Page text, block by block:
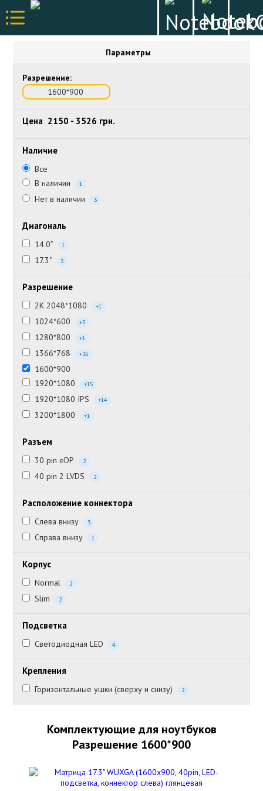
Параметры
Разрешение:
1600*900
Цена 2150 - 3526 грн.
Наличие
Все
В наличии
1
Нет в наличии 3
Диагональ
14.0" 1
17.3" 3
Разрешение
2K 2048*1080 +1
1024*600 +5
1280*800 +1
1366*768 +26
1600*900
1920*1080
+15
1920*1080 IPS +14
3200*1800 +1
Разъем
30 pin eDP 2
40 pin 2 LVDS 2
Расположение коннектора
Слева внизу 3
Справа внизу 1
Корпус
Normal 2
Slim 2
Подсветка
Светодиодная LED 4
Крепления
Горизонтальные ушки (сверху и снизу) 2
Комплектующие для ноутбуков
Разрешение 1600*900